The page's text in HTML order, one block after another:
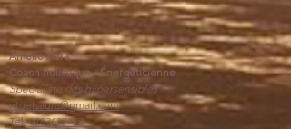
Âmélie Aura
Coach holistique - Énergéticienne
Spécialiste des hypersensibles
rituelsaura@gmail.com
Tel:0783637773